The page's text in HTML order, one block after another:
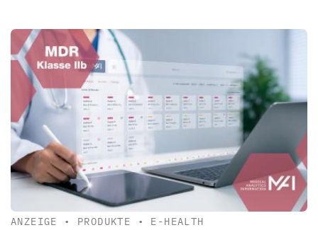
ANZEIGE • PRODUKTE • E-HEALTH